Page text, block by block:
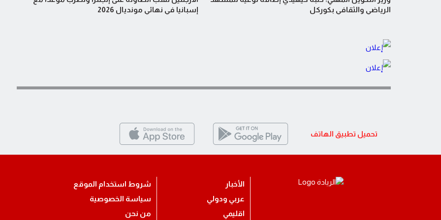
الرياضي والثقافي بكوركل
إسبانيا في نهائي مونديال 2026
تحميل تطبيق الهاتف
الأخبار
عربي ودولي
اقليمي
شروط استخدام الموقع
سياسة الخصوصية
من نحن